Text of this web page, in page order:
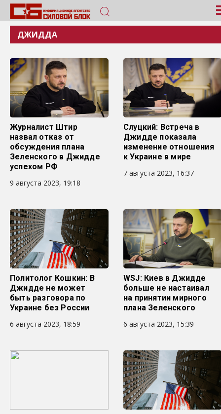
ДЖИДДА
Журналист Штир
назвал отказ от
обсуждения плана
Зеленского в Джидде
успехом РФ
9 августа 2023, 19:18
Слуцкий: Встреча в
Джидде показала
изменение отношения
к Украине в мире
7 августа 2023, 16:37
Политолог Кошкин: В
Джидде не может
быть разговора по
Украине без России
6 августа 2023, 18:59
WSJ: Киев в Джидде
больше не настаивал
на принятии мирного
плана Зеленского
6 августа 2023, 15:39